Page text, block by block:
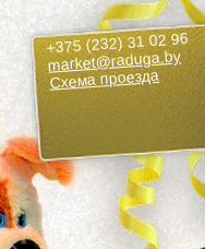
+375 (232) 31 02 96
market@raduga.by
Схема проезда